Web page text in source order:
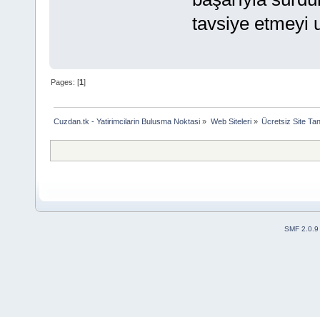
tavsiye etmeyi
Pages: [1]
Cuzdan.tk - Yatirimcilarin Bulusma Noktasi » Web Siteleri» Ücretsiz Site
SMF 2.0.9